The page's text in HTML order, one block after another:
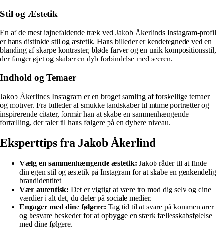
Stil og Æstetik
En af de mest iøjnefaldende træk ved Jakob Åkerlinds Instagram-profil
er hans distinkte stil og æstetik. Hans billeder er kendetegnede ved en
blanding af skarpe kontraster, bløde farver og en unik kompositionsstil,
der fanger øjet og skaber en dyb forbindelse med seeren.
Indhold og Temaer
Jakob Åkerlinds Instagram er en broget samling af forskellige temaer
og motiver. Fra billeder af smukke landskaber til intime portrætter og
inspirerende citater, formår han at skabe en sammenhængende
fortælling, der taler til hans følgere på en dybere niveau.
Eksperttips fra Jakob Åkerlind
Vælg en sammenhængende æstetik: Jakob råder til at finde
din egen stil og æstetik på Instagram for at skabe en genkendelig
brandidentitet.
Vær autentisk: Det er vigtigt at være tro mod dig selv og dine
værdier i alt det, du deler på sociale medier.
Engager med dine følgere: Tag tid til at svare på kommentarer
og besvare beskeder for at opbygge en stærk fællesskabsfølelse
med dine følgere.